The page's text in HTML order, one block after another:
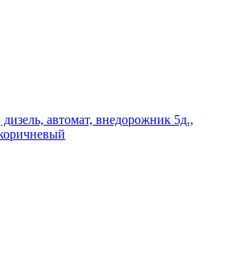
автомат, внедорожник 5д.,